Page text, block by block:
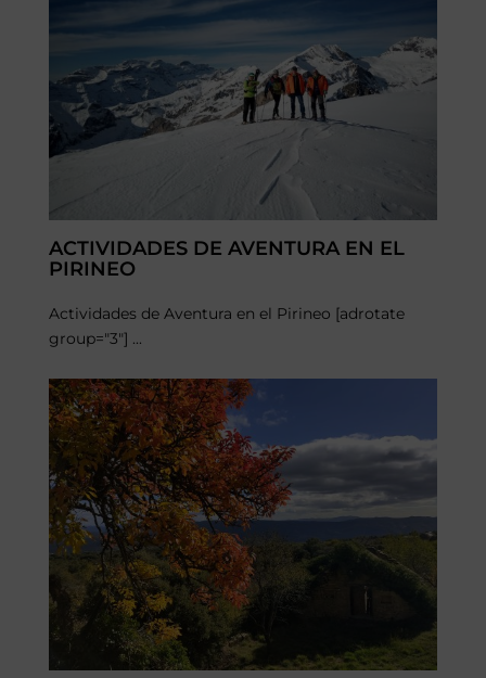
ACTIVIDADES DE AVENTURA EN EL
PIRINEO
Actividades de Aventura en el Pirineo [adrotate
group="3"] ...